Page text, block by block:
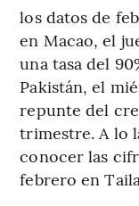
los datos de
en Macao, el
una tasa del
Pakistán, el
repunte del
trimestre. A lo
conocer las
febrero en